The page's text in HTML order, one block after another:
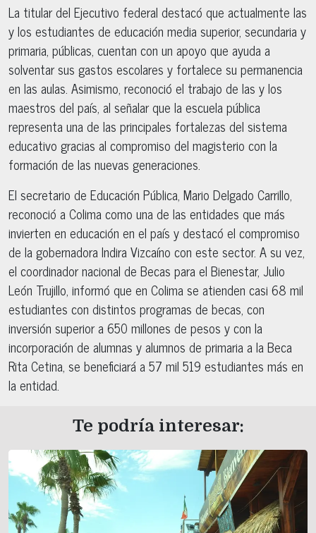
La titular del Ejecutivo federal destacó que actualmente las
y los estudiantes de educación media superior, secundaria y
primaria, públicas, cuentan con un apoyo que ayuda a
solventar sus gastos escolares y fortalece su permanencia
en las aulas. Asimismo, reconoció el trabajo de las y los
maestros del país, al señalar que la escuela pública
representa una de las principales fortalezas del sistema
educativo gracias al compromiso del magisterio con la
formación de las nuevas generaciones.
El secretario de Educación Pública, Mario Delgado Carrillo,
reconoció a Colima como una de las entidades que más
invierten en educación en el país y destacó el compromiso
de la gobernadora Indira Vizcaíno con este sector. A su vez,
el coordinador nacional de Becas para el Bienestar, Julio
León Trujillo, informó que en Colima se atienden casi 68 mil
estudiantes con distintos programas de becas, con
inversión superior a 650 millones de pesos y con la
incorporación de alumnas y alumnos de primaria a la Beca
Rita Cetina, se beneficiará a 57 mil 519 estudiantes más en
la entidad.
Te podría interesar: